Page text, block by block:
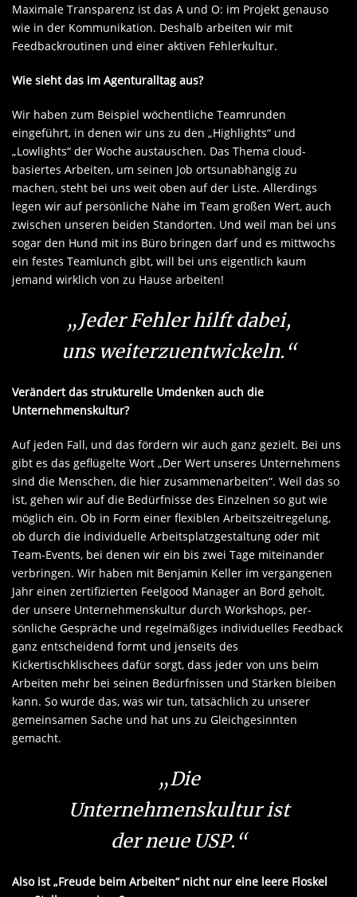
Maximale Transparenz ist das A und O: im Projekt genauso
wie in der Kommunikation. Deshalb arbeiten wir mit
Feedbackroutinen und einer aktiven Fehlerkultur.
Wie sieht das im Agenturalltag aus?
Wir haben zum Beispiel wöchentliche Teamrunden
eingeführt, in denen wir uns zu den „Highlights“ und
„Lowlights“ der Woche austauschen. Das Thema cloud-
basiertes Ar­beiten, um seinen Job ortsunabhängig zu
machen, steht bei uns weit oben auf der Liste. Allerdings
legen wir auf persönliche Nähe im Team großen Wert, auch
zwischen unseren beiden Standorten. Und weil man bei uns
sogar den Hund mit ins Büro bringen darf und es mittwochs
ein festes Teamlunch gibt, will bei uns eigentlich kaum
jemand wirklich von zu Hause arbeiten!
„Jeder Fehler hilft dabei,
uns weiterzuentwickeln.“
Verändert das strukturelle Umdenken auch die
Unternehmenskultur?
Auf jeden Fall, und das fördern wir auch ganz gezielt. Bei uns
gibt es das geflügelte Wort „Der Wert unseres Unternehmens
sind die Menschen, die hier zusammenarbeiten“. Weil das so
ist, gehen wir auf die Bedürfnisse des Einzelnen so gut wie
möglich ein. Ob in Form einer flexiblen Arbeitszeitregelung,
ob durch die individuelle Arbeitsplatzgestaltung oder mit
Team-Events, bei denen wir ein bis zwei Tage miteinander
verbringen. Wir haben mit Benjamin Keller im vergangenen
Jahr einen zertifizierten Feelgood Manager an Bord geholt,
der unsere Unternehmenskultur durch Workshops, per­
sönliche Gespräche und regelmäßiges in­di­vi­du­elles Feedback
ganz entscheidend formt und jenseits des
Kickertischklischees dafür sorgt, dass jeder von uns beim
Arbeiten mehr bei seinen Bedürfnissen und Stärken bleiben
kann. So wurde das, was wir tun, tatsächlich zu unserer
gemeinsamen Sache und hat uns zu Gleichgesinnten
gemacht.
„Die
Unternehmenskultur ist
der neue USP.“
Also ist „Freude beim Arbeiten“ nicht nur eine leere Floskel